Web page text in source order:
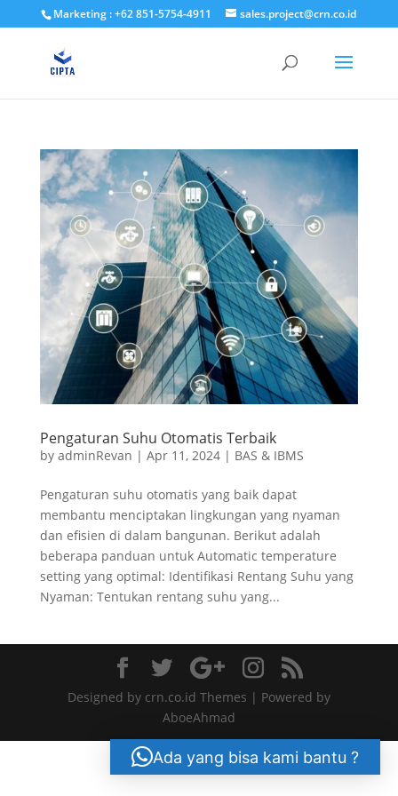
Marketing : +62 851-5754-4911 sales.project@crn.co.id
Pengaturan Suhu Otomatis Terbaik
by adminRevan | Apr 11, 2024| BAS & IBMS
Pengaturan suhu otomatis yang baik dapat
membantu menciptakan lingkungan yang nyaman
dan efisien di dalam bangunan. Berikut adalah
beberapa panduan untuk Automatic temperature
setting yang optimal: Identifikasi Rentang Suhu yang
Nyaman: Tentukan rentang suhu yang...
Designed by crn.co.id Themes | Powered by
AboeAhmad
Ada yang bisa kami bantu ?